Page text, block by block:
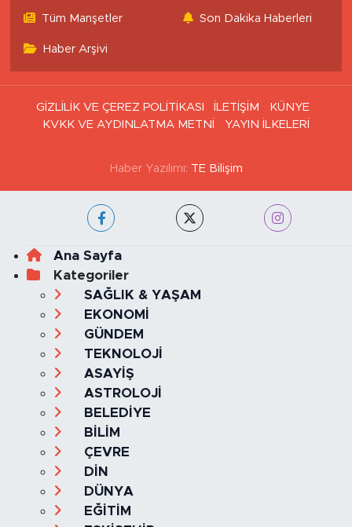
Tüm Manşetler Son Dakika Haberleri
Haber Arşivi
GİZLİLİK VE ÇEREZ POLİTİKASI İLETİŞİM
KÜNYE
KVKK VE AYDINLATMA METNİ
YAYIN İLKELERİ
Haber Yazılımı: TE Bilişim
Ana Sayfa
Kategoriler
SAĞLIK & YAŞAM
EKONOMİ
GÜNDEM
TEKNOLOJİ
ASAYİŞ
ASTROLOJİ
BELEDİYE
BİLİM
ÇEVRE
DİN
DÜNYA
EĞİTİM